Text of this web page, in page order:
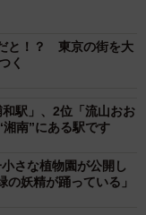
と！？ 東京の街を大
く
駅」、2位「流山おお
南”にある駅です
さな植物園が公開し
妖精が踊っている」